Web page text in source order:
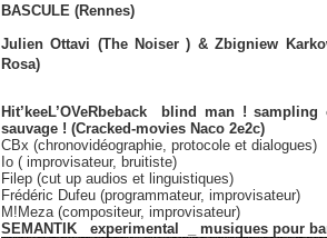
BASCULE (Rennes)
Julien Ottavi (The Noiser ) & Zbigniew
Rosa)
Hit’keeL’OVeRbeback blind man !
sauvage ! (Cracked-movies Naco 2e2c)
CBx (chronovidéographie, protocole et dialogues)
Io ( improvisateur, bruitiste)
Filep (cut up audios et linguistiques)
Frédéric Dufeu (programmateur, improvisateur)
M!Meza (compositeur, improvisateur)
SEMANTIK experimental _ musiques pour